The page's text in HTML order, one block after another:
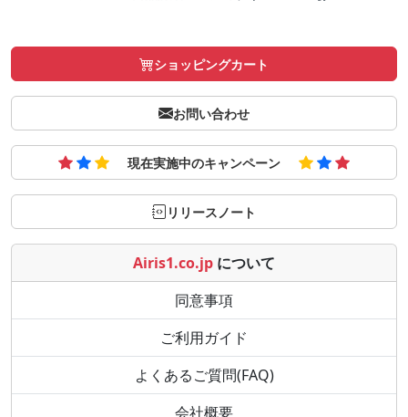
ショッピングカート
お問い合わせ
現在実施中のキャンペーン
リリースノート
Airis1.co.jp について
同意事項
ご利用ガイド
よくあるご質問(FAQ)
会社概要